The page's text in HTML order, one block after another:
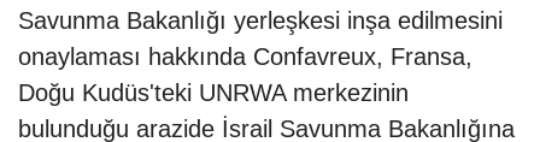
Savunma Bakanlığı yerleşkesi inşa edilmesini
onaylaması hakkında Confavreux, Fransa,
Doğu Kudüs'teki UNRWA merkezinin
bulunduğu arazide İsrail Savunma Bakanlığına